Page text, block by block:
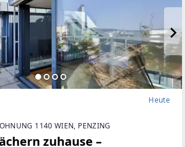
Heute
1140 WIEN, PENZING
zuhause –